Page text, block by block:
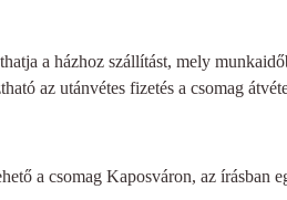
a házhoz szállítást, mely
az utánvétes fizetés a csomag
a csomag Kaposváron, az írásban